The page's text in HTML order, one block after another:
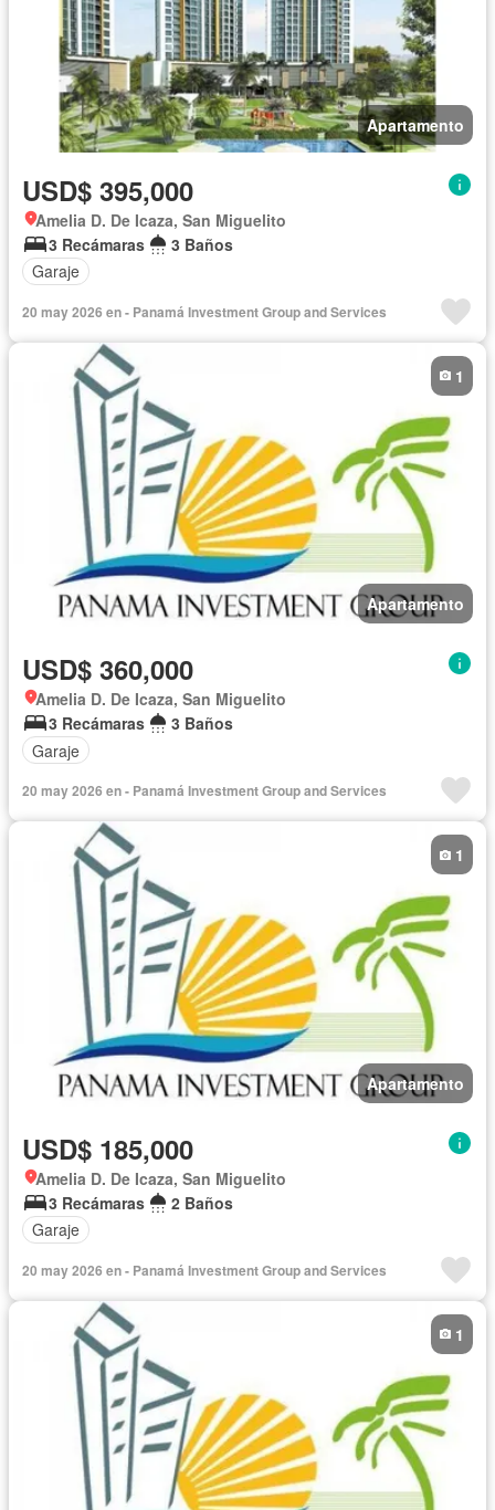
Apartamento
USD$ 395,000
Amelia D. De Icaza, San Miguelito
3 Recámaras
3 Baños
Garaje
20 may 2026 en - Panamá Investment Group and Services
Apartamento
1
USD$ 360,000
Amelia D. De Icaza, San Miguelito
3 Recámaras
3 Baños
Garaje
20 may 2026 en - Panamá Investment Group and Services
Apartamento
1
USD$ 185,000
Amelia D. De Icaza, San Miguelito
3 Recámaras
2 Baños
Garaje
20 may 2026 en - Panamá Investment Group and Services
1